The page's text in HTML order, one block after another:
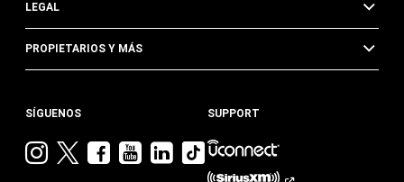
LEGAL
PROPIETARIOS Y MÁS
SÍGUENOS
VisitaVisitaVisitaVisitaVisita
Jeep
Visita
Jeep
SUPPORT